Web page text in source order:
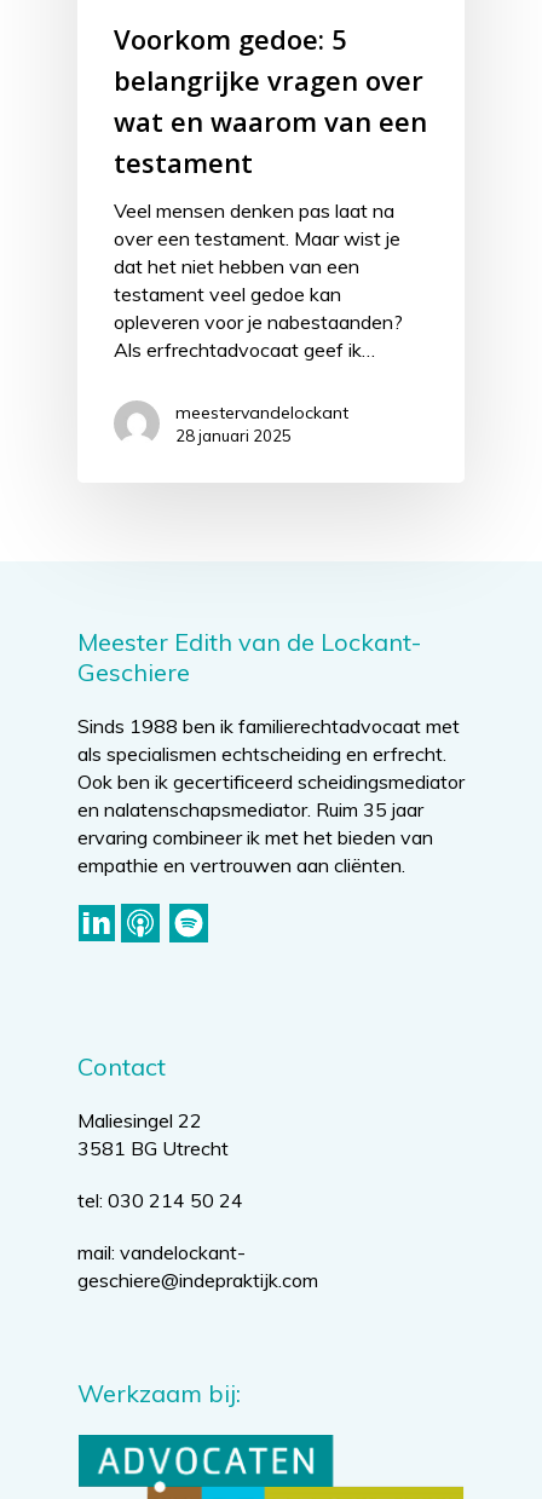
Voorkom gedoe: 5
belangrijke vragen over
wat en waarom van een
testament
Veel mensen denken pas laat na
over een testament. Maar wist je
dat het niet hebben van een
testament veel gedoe kan
opleveren voor je nabestaanden?
Als erfrechtadvocaat geef ik…
meestervandelockant
28 januari 2025
Meester Edith van de Lockant-
Geschiere
Sinds 1988 ben ik familierechtadvocaat met
als specialismen echtscheiding en erfrecht.
Ook ben ik gecertificeerd scheidingsmediator
en nalatenschapsmediator. Ruim 35 jaar
ervaring combineer ik met het bieden van
empathie en vertrouwen aan cliënten.
Contact
Maliesingel 22
3581 BG Utrecht
tel: 030 214 50 24
mail: vandelockant-
geschiere@indepraktijk.com
Werkzaam bij: